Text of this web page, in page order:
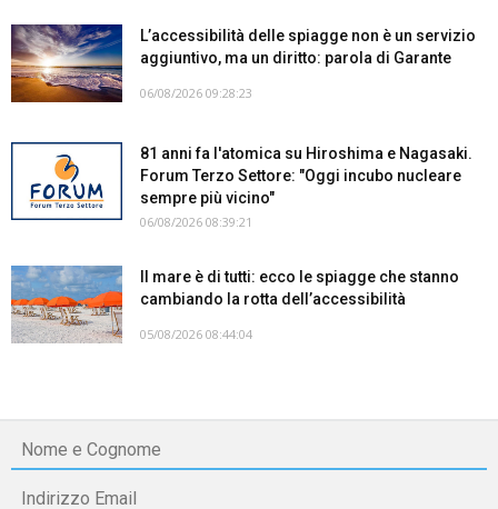
L’accessibilità delle spiagge non è un servizio
aggiuntivo, ma un diritto: parola di Garante
06/08/2026 09:28:23
81 anni fa l'atomica su Hiroshima e Nagasaki.
Forum Terzo Settore: "Oggi incubo nucleare
sempre più vicino"
06/08/2026 08:39:21
Il mare è di tutti: ecco le spiagge che stanno
cambiando la rotta dell’accessibilità
05/08/2026 08:44:04